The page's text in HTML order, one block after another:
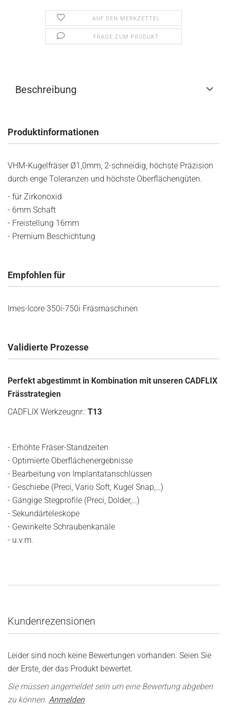
AUF DEN MERKZETTEL
FRAGE ZUM PRODUKT
Beschreibung
Produktinformationen
VHM-Kugelfräser Ø1,0mm, 2-schneidig, höchste Präzision
durch enge Toleranzen und höchste Oberflächengüten.
- für Zirkonoxid
- 6mm Schaft
- Freistellung 16mm
- Premium Beschichtung
Empfohlen für
Imes-Icore 350i-750i Fräsmaschinen
Validierte Prozesse
Perfekt abgestimmt in Kombination mit unseren CADFLIX
Frässtrategien
CADFLIX Werkzeugnr.: T13
- Erhöhte Fräser-Standzeiten
- Optimierte Oberflächenergebnisse
- Bearbeitung von Implantatanschlüssen
- Geschiebe (Preci, Vario Soft, Kugel Snap,…)
- Gängige Stegprofile (Preci, Dolder,…)
- Sekundärteleskope
- Gewinkelte Schraubenkanäle
- u.v.m.
Kundenrezensionen
Leider sind noch keine Bewertungen vorhanden. Seien Sie
der Erste, der das Produkt bewertet.
Sie müssen angemeldet sein um eine Bewertung abgeben
zu können. Anmelden